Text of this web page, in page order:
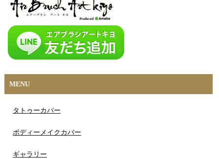
MENU
タトゥーカバー
ボディーメイクカバー
ギャラリー